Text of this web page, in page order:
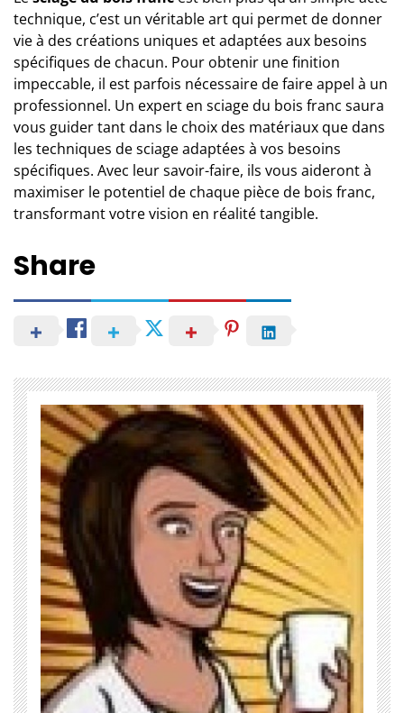
technique, c’est un véritable art qui permet de donner
vie à des créations uniques et adaptées aux besoins
spécifiques de chacun. Pour obtenir une finition
impeccable, il est parfois nécessaire de faire appel à un
professionnel. Un expert en sciage du bois franc saura
vous guider tant dans le choix des matériaux que dans
les techniques de sciage adaptées à vos besoins
spécifiques. Avec leur savoir-faire, ils vous aideront à
maximiser le potentiel de chaque pièce de bois franc,
transformant votre vision en réalité tangible.
Share